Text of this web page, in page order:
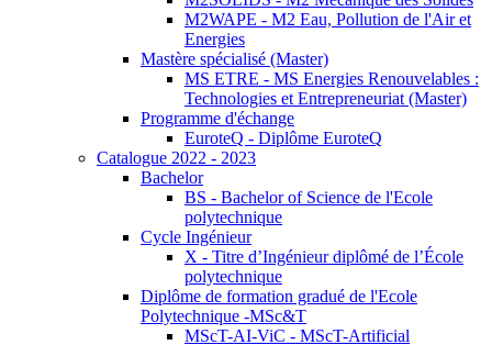
M2WAPE - M2 Eau, Pollution de l'Air et
Energies
Mastère spécialisé (Master)
MS ETRE - MS Energies Renouvelables :
Technologies et Entrepreneuriat (Master)
Programme d'échange
EuroteQ - Diplôme EuroteQ
Catalogue 2022 - 2023
Bachelor
BS - Bachelor of Science de l'Ecole
polytechnique
Cycle Ingénieur
X - Titre d’Ingénieur diplômé de l’École
polytechnique
Diplôme de formation gradué de l'Ecole
Polytechnique -MSc&T
MScT-AI-ViC - MScT-Artificial